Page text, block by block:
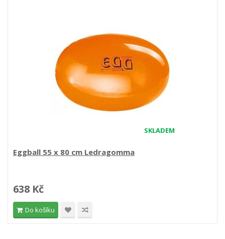
SKLADEM
Eggball 55 x 80 cm Ledragomma
638 Kč
Do košíku